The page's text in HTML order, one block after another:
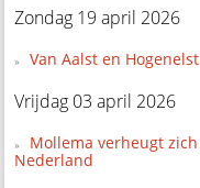
Zondag 19 april 2026
Van Aalst en
Vrijdag 03 april 2026
Mollema verheugt
Nederland